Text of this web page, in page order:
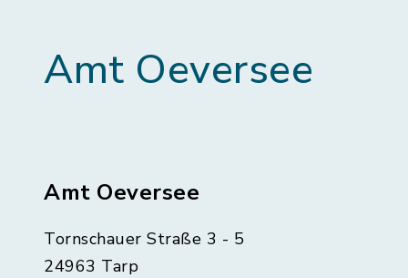
Amt Oeversee
Amt Oeversee
Tornschauer Straße 3 - 5
24963 Tarp